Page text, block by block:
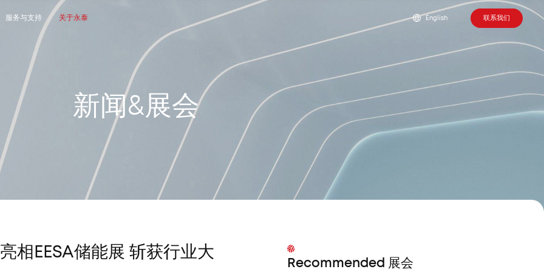
服务与支持 关于永泰 English 联系我们
新 闻&展会
相EESA储能展 斩获行业大
Recommended 展会